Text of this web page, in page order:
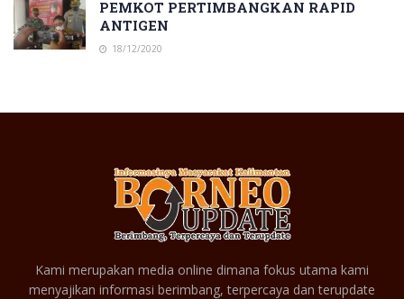
PEMKOT PERTIMBANGKAN RAPID
ANTIGEN
18/12/2020
Kami merupakan media online dimana fokus utama kami
menyajikan informasi berimbang, terpercaya dan terupdate